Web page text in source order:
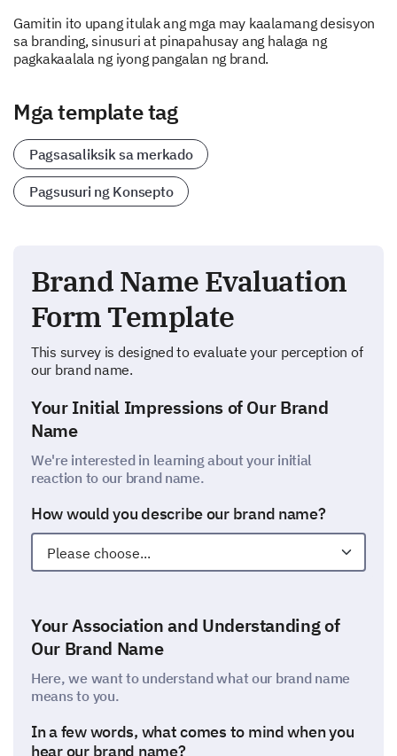
Gamitin ito upang itulak ang mga may kaalamang desisyon
sa branding, sinusuri at pinapahusay ang halaga ng
pagkakaalala ng iyong pangalan ng brand.
Mga template tag
Pagsasaliksik sa merkado
Pagsusuri ng Konsepto
Brand Name Evaluation
Form Template
This survey is designed to evaluate your perception of
our brand name.
Your Initial Impressions of Our Brand
Name
We're interested in learning about your initial
reaction to our brand name.
How would you describe our brand name?
Your Association and Understanding of
Our Brand Name
Here, we want to understand what our brand name
means to you.
In a few words, what comes to mind when you
hear our brand name?